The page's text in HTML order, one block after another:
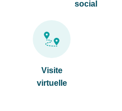
social
Visite
virtuelle